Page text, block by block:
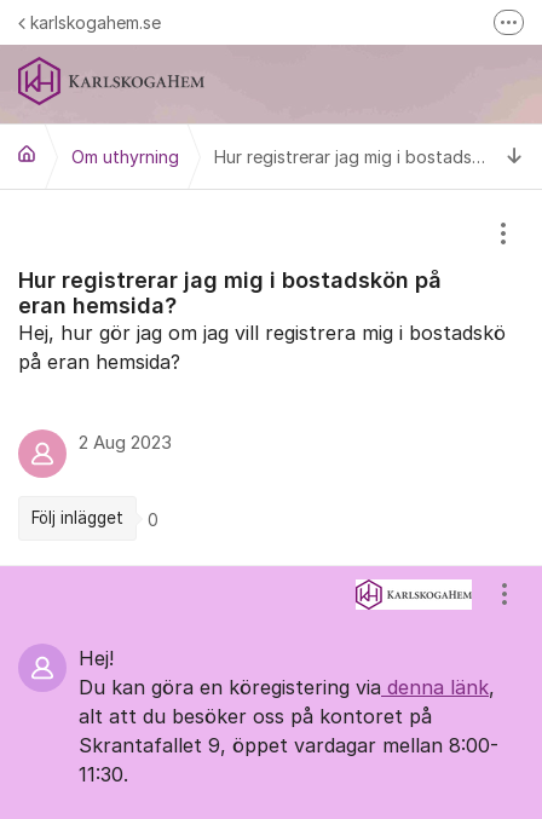
Hoppa till innehåll
karlskogahem.se
Mina sidor
Om uthyrning Hur registrerar jag mig i bostadskön på eran hemsida?
Hur registrerar jag mig i bostadskön på
eran hemsida?
Hej, hur gör jag om jag vill registrera mig i bostadskö
på eran hemsida?
2 Aug 2023
Följ inlägget 0
Hej!
Du kan göra en köregistering via denna länk,
alt att du besöker oss på kontoret på
Skrantafallet 9, öppet vardagar mellan 8:00-
11:30.